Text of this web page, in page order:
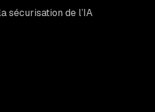
sécurisation de l’IA